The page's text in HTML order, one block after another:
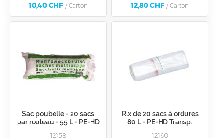
10,40 CHF / Carton 12,80 CHF / Carton
Sac poubelle - 20 sacs
par rouleau - 55 L - PE-HD
12158
Rlx de 20 sacs à ordures
80 L - PE-HD Transp.
12160